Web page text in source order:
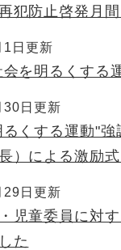
犯防止啓発月間
1日更新
会を明るくする
30日更新
るくする運動"
）による激励
29日更新
児童委員に対
た